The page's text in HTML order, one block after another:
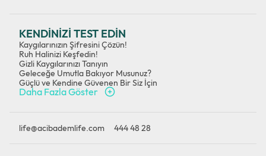
KENDİNİZİ TEST EDİN
Kaygılarınızın Şifresini Çözün!
Ruh Halinizi Keşfedin!
Gizli Kaygılarınızı Tanıyın
Geleceğe Umutla Bakıyor Musunuz?
Güçlü ve Kendine Güvenen Bir Siz İçin
Daha Fazla Göster
life@acibademlife.com 444 48 28